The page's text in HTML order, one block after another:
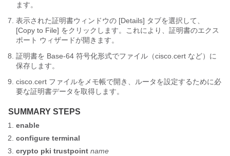
ます。
表示された証明書ウィンドウの [Details] タブを選択して、
[Copy to File] をクリックします。これにより、証明書のエクス
ポート ウィザードが開きます。
証明書を Base-64 符号化形式でファイル（cisco.cert など）に
保存します。
cisco.cert ファイルをメモ帳で開き、ルータを設定するために必
要な証明書データを取得します。
SUMMARY STEPS
enable
configure terminal
crypto pki trustpoint name